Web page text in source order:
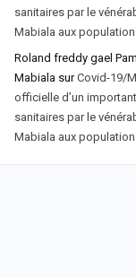
sanitaires par le
Mabiala aux
Roland freddy gael
MabialasurCovid-19/
officielle d’un
sanitaires par le
Mabiala aux